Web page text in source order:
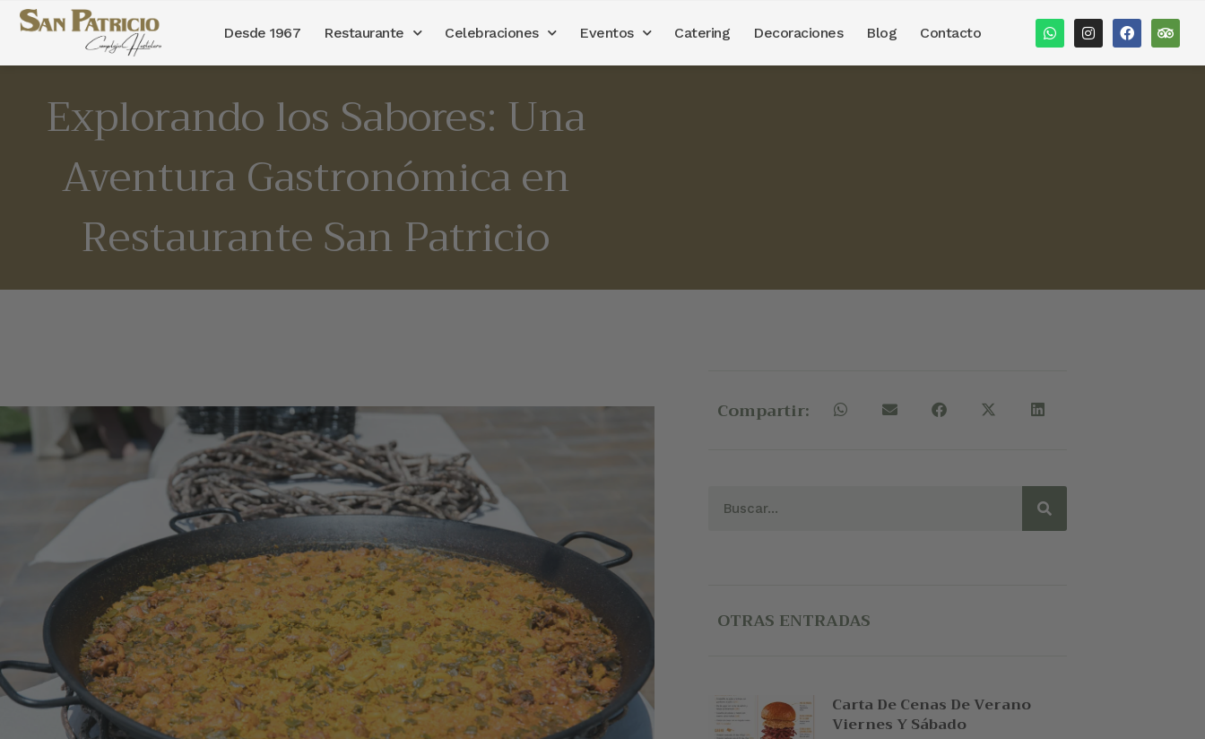
contenido
Desde 1967 Restaurante Celebraciones Eventos Catering Decoraciones Blog Contacto
Explorando los Sabores: Una
Aventura Gastronómica en
Restaurante San Patricio
Compartir:
OTRAS ENTRADAS
Carta De Cenas De Verano
Viernes Y Sábado